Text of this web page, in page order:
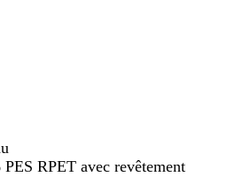
RPET avec revêtement